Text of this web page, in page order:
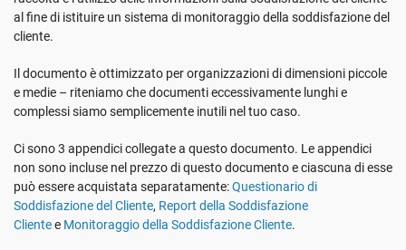
DORA
ISO 42001
GDPR dell’UE
ISO 9001
Da dove cominciare
Altro
Consulenti
Aziende IT e SaaS
Infrastrutture critiche
Produzione
Chi Siamo
Contattaci
Vedi La Demo
al fine di istituire un sistema di monitoraggio della soddisfazione del
cliente.
Il documento è ottimizzato per organizzazioni di dimensioni piccole
e medie – riteniamo che documenti eccessivamente lunghi e
complessi siamo semplicemente inutili nel tuo caso.
Ci sono 3 appendici collegate a questo documento. Le appendici
non sono incluse nel prezzo di questo documento e ciascuna di esse
può essere acquistata separatamente:Questionario di
Soddisfazione del Cliente, Report della Soddisfazione
Clientee Monitoraggio della Soddisfazione Cliente.